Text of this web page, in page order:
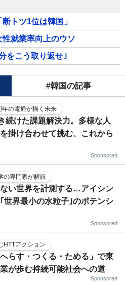
トツ1位は韓国」
就業率向上のウソ
をこう取り返せ｣
#韓国の記事
年の電通が描く未来
続けた課題解決力。多様な人
掛け合わせて挑む、これから
Sponsored
の専門家が解説
ない世界を計測する…アイシン
世界最小の水粒子｣のポテンシ
Sponsored
HTTアクション
らす・つくる・ためる」で東
が歩む持続可能社会への道
Sponsored